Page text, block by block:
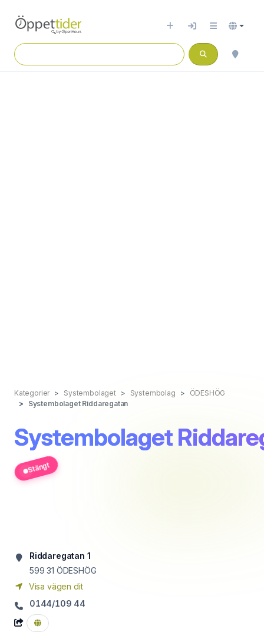
Kategorier Systembolaget Systembolag
ÖDESHÖG
Systembolaget Riddaregatan
Systembolaget
Stängt
Riddaregatan 1
599 31 ÖDESHÖG
Visa vägen dit
0144/109 44